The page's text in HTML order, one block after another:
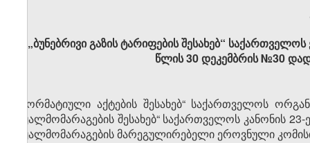
„ბუნებრივი გაზის ტარიფების შესახებ“
წლის 30 დეკემბრის №30
„ნორმატიული აქტების შესახებ“ საქართველოს
წყალმომარაგების შესახებ“ საქართველოს კანონის
წყალმომარაგების მარეგულირებელი ეროვნული